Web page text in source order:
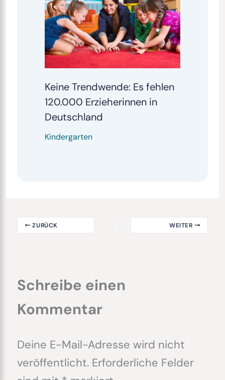
Keine Trendwende: Es fehlen
120.000 Erzieherinnen in
Deutschland
Kindergarten
ZURÜCK WEITER
Schreibe einen
Kommentar
Deine E-Mail-Adresse wird nicht
veröffentlicht. Erforderliche Felder